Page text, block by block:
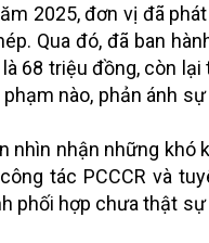
2025, đơn vị đã
Qua đó, đã ban
68 triệu đồng, còn
nào, phản ánh
nhìn nhận những khó
tác PCCCR và
phối hợp chưa thật